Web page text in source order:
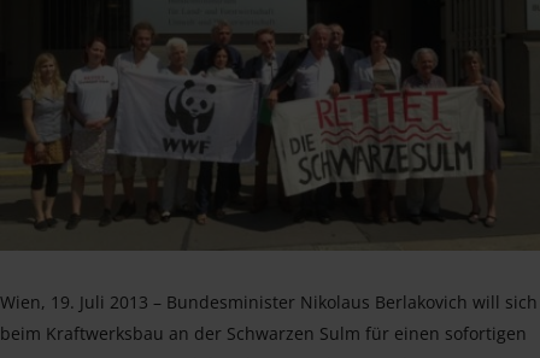
Wien, 19. Juli 2013 – Bundesminister Nikolaus Berlakovich will sich
beim Kraftwerksbau an der Schwarzen Sulm für einen sofortigen